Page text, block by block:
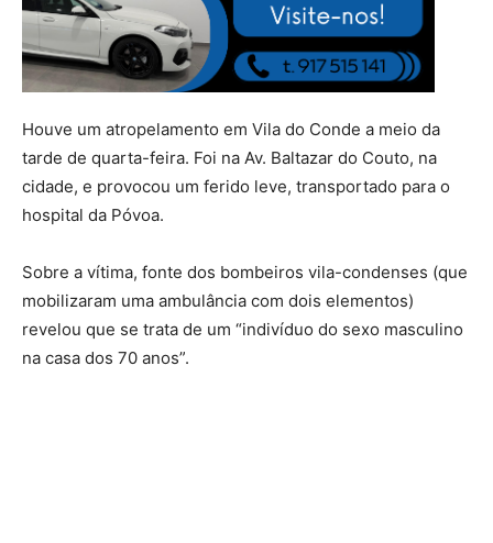
Houve um atropelamento em Vila do Conde a meio da
tarde de quarta-feira. Foi na Av. Baltazar do Couto, na
cidade, e provocou um ferido leve, transportado para o
hospital da Póvoa.
Sobre a vítima, fonte dos bombeiros vila-condenses (que
mobilizaram uma ambulância com dois elementos)
revelou que se trata de um “indivíduo do sexo masculino
na casa dos 70 anos”.